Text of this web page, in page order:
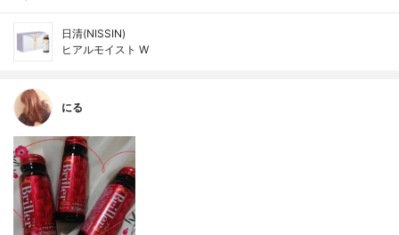
日清(NISSIN)
ヒアルモイスト W
にる